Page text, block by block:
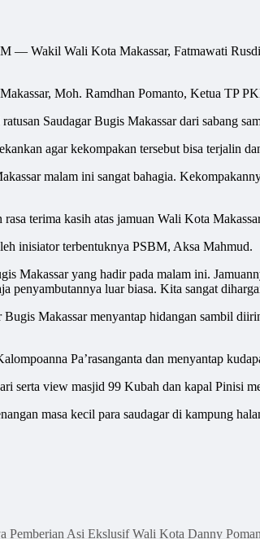
Wakil Wali Kota Makassar, Fatmawati
Moh. Ramdhan Pomanto, Ketua TP
Saudagar Bugis Makassar dari sabang
agar kekompakan tersebut bisa terjalin
malam ini sangat bahagia.
terima kasih atas jamuan Wali Kota
inisiator terbentuknya PSBM, Aksa Mahmud.
Makassar yang hadir pada malam ini.
penyambutannya luar biasa. Kita sangat
Makassar menyantap hidangan sambil
Pa’rasanganta dan menyantap
serta view masjid 99 Kubah dan kapal Pinisi
masa kecil para saudagar di kampung
Pemberian Asi Ekslusif Wali Kota Danny